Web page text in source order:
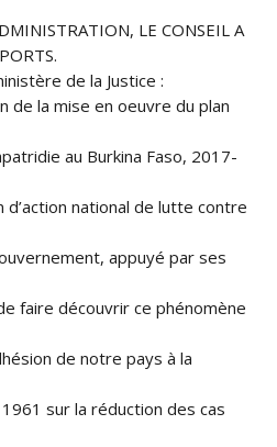
LE CONSEIL A
de la Justice :
de la mise en oeuvre du plan
au Burkina Faso, 2017-
d’action national de lutte contre
appuyé par ses
faire découvrir ce phénomène
de notre pays à la
sur la réduction des cas